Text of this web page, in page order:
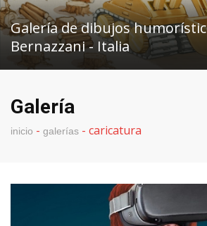
Galería de dibujos
Bernazzani - Italia
Galería
inicio - galerías - caricatura